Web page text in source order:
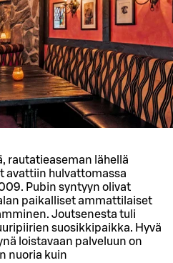
rautatieaseman lähellä
avattiin hulvattomassa
Pubin syntyyn olivat
paikalliset ammattilaiset
Joutsenesta tuli
suosikkipaikka. Hyvä
loistavaan palveluun on
nuoria kuin